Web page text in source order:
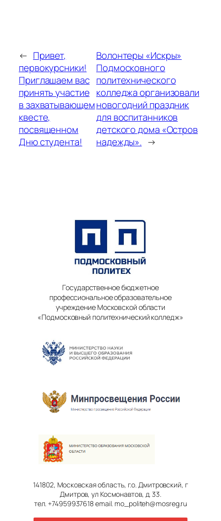
← Привет,
первокурсники!
Приглашаем вас
принять участие
в захватывающем
квесте,
посвященном
Дню студента!
Волонтеры «Искры»
Подмосковного
политехнического
колледжа организовали
новогодний праздник
для воспитанников
детского дома «Остров
надежды». →
Государственное бюджетное
профессиональное образовательное
учреждение Московской области
«Подмосковный политехнический колледж»
141802, Московская область, г.о. Дмитровский, г
Дмитров, ул Космонавтов, д. 33.
тел. +74959937618 email. mo_politeh@mosreg.ru